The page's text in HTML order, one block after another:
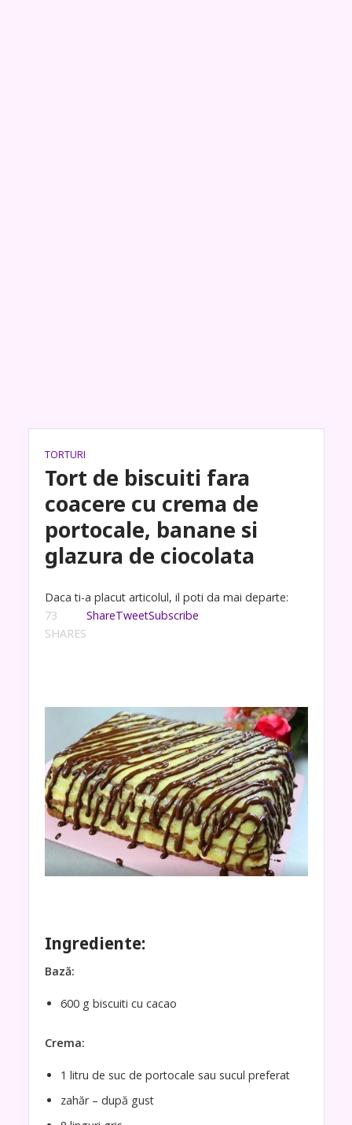
TORTURI
Tort de biscuiti fara
coacere cu crema de
portocale, banane si
glazura de ciocolata
Daca ti-a placut articolul, il poti da mai departe:
73
SHARES
ShareTweetSubscribe
Ingrediente:
Bază:
600 g biscuiti cu cacao
Crema:
1 litru de suc de portocale sau sucul preferat
zahăr – după gust